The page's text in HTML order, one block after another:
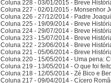
Coluna 228 - 03/01/2015 - Breve
Coluna 227 - 02/01/2015 - Monsenhor
Coluna 226 - 27/12/2014 - Padre
Coluna 225 - 19/09/2014 - Breve
Coluna 224 - 29/07/2014 - Breve
Coluna 223 - 15/07/2014 - Breve
Coluna 222 - 23/06/2014 - Breve
Coluna 221 - 05/06/2014 - Breve
Coluna 220 - 15/05/2014 - Uma pena:
Coluna 219 - 13/05/2014 - O que foi
Coluna 218 - 12/05/2014 - Zé Bico e
Coluna 217 - 09/04/2014 - Cícero